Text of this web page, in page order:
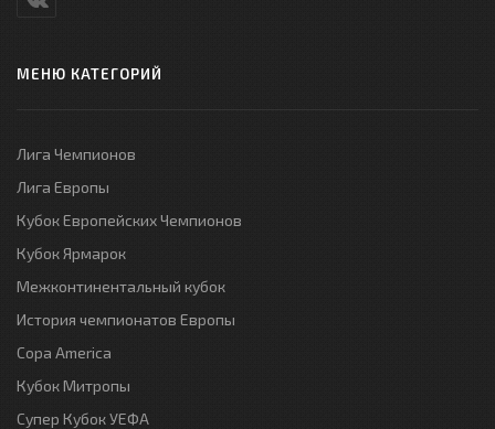
МЕНЮ КАТЕГОРИЙ
Лига Чемпионов
Лига Европы
Кубок Европейских Чемпионов
Кубок Ярмарок
Межконтинентальный кубок
История чемпионатов Европы
Copa America
Кубок Митропы
Супер Кубок УЕФА